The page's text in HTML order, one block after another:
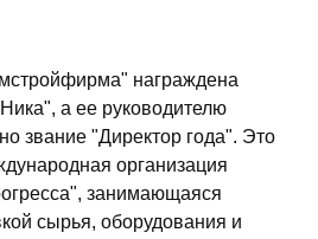
награждена
а ее руководителю
звание "Директор года". Это
организация
занимающаяся
сырья, оборудования и